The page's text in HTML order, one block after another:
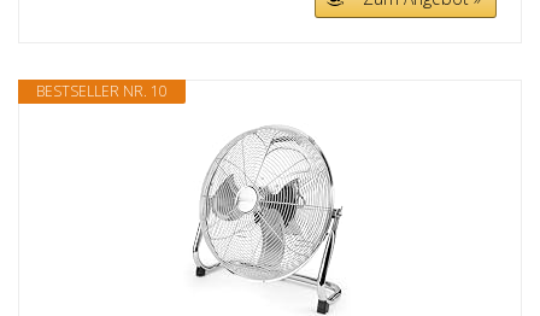
BESTSELLER NR. 10